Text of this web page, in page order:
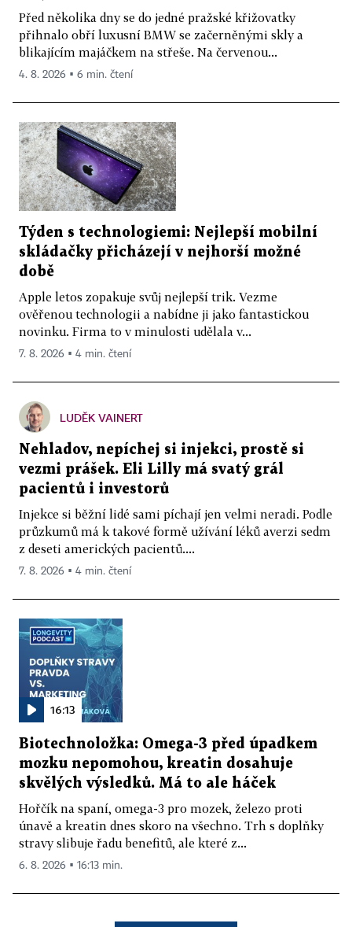
Před několika dny se do jedné pražské křižovatky
přihnalo obří luxusní BMW se začerněnými skly a
blikajícím majáčkem na střeše. Na červenou...
4. 8. 2026 ▪ 6 min. čtení
Týden s technologiemi: Nejlepší mobilní
skládačky přicházejí v nejhorší možné
době
Apple letos zopakuje svůj nejlepší trik. Vezme
ověřenou technologii a nabídne ji jako fantastickou
novinku. Firma to v minulosti udělala v...
7. 8. 2026 ▪ 4 min. čtení
LUDĚK VAINERT
Nehladov, nepíchej si injekci, prostě si
vezmi prášek. Eli Lilly má svatý grál
pacientů i investorů
Injekce si běžní lidé sami píchají jen velmi neradi. Podle
průzkumů má k takové formě užívání léků averzi sedm
z deseti amerických pacientů....
7. 8. 2026 ▪ 4 min. čtení
16:13
Biotechnoložka: Omega-3 před úpadkem
mozku nepomohou, kreatin dosahuje
skvělých výsledků. Má to ale háček
Hořčík na spaní, omega-3 pro mozek, železo proti
únavě a kreatin dnes skoro na všechno. Trh s doplňky
stravy slibuje řadu benefitů, ale které z...
6. 8. 2026 ▪ 16:13 min.